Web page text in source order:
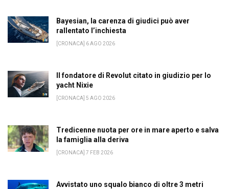
Bayesian, la carenza di giudici può aver
rallentato l’inchiesta
[CRONACA] 6 AGO 2026
Il fondatore di Revolut citato in giudizio per lo
yacht Nixie
[CRONACA] 5 AGO 2026
Tredicenne nuota per ore in mare aperto e salva
la famiglia alla deriva
[CRONACA] 7 FEB 2026
Avvistato uno squalo bianco di oltre 3 metri